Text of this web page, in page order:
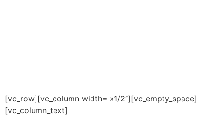
[vc_row][vc_column width= »1/2″][vc_empty_space]
[vc_column_text]